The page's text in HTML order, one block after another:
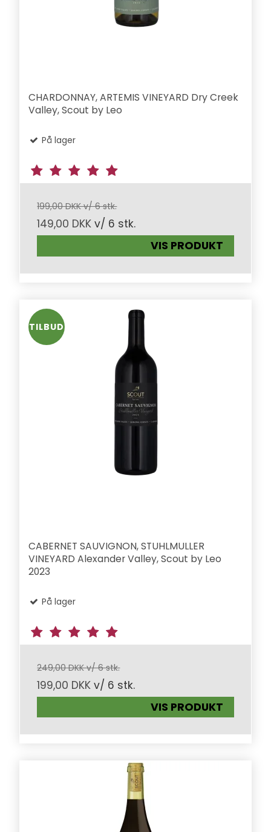
CHARDONNAY, ARTEMIS VINEYARD Dry Creek
Valley, Scout by Leo
På lager
199,00 DKK v/ 6 stk.
149,00 DKK v/ 6 stk.
VIS PRODUKT
TILBUD
CABERNET SAUVIGNON, STUHLMULLER
VINEYARD Alexander Valley, Scout by Leo
2023
På lager
249,00 DKK v/ 6 stk.
199,00 DKK v/ 6 stk.
VIS PRODUKT